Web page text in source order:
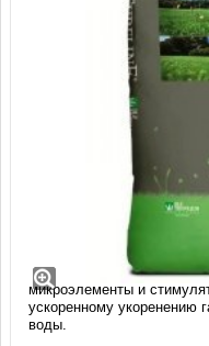
Травосмесь
Семена в оболочке
которой новый газон
из ПАВ и
микроэлементы и
ускоренному укоренению
воды.